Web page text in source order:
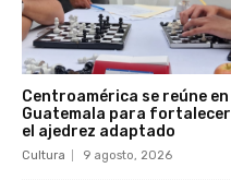
Centroamérica se reúne en
Guatemala para fortalecer
el ajedrez adaptado
Cultura 9 agosto, 2026